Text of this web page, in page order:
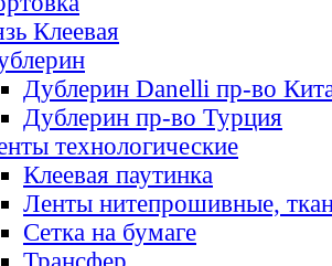
Клеевая
Дублерин Danelli пр-во
Дублерин пр-во Турция
технологические
Клеевая паутинка
Ленты нитепрошивные,
Сетка на бумаге